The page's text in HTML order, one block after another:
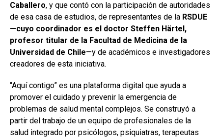
Caballero, y que contó con la participación de autoridades
de esa casa de estudios, de representantes de la RSDUE
—cuyo coordinador es el doctor Steffen Härtel,
profesor titular de la Facultad de Medicina de la
Universidad de Chile—y de académicos e investigadores
creadores de esta iniciativa.
“Aquí contigo” es una plataforma digital que ayuda a
promover el cuidado y prevenir la emergencia de
problemas de salud mental complejos. Se construyó a
partir del trabajo de un equipo de profesionales de la
salud integrado por psicólogos, psiquiatras, terapeutas